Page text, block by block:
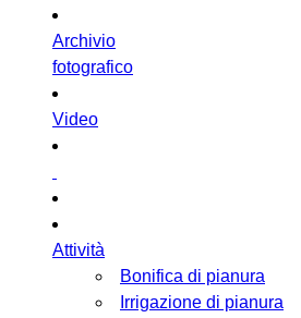
Archivio
fotografico
Video
Attività
Bonifica di pianura
Irrigazione di pianura